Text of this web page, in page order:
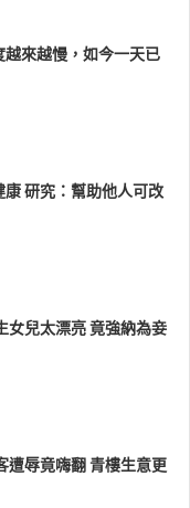
來越慢，如今一天已
研究：幫助他人可改
女兒太漂亮 竟強納為妾
遭辱竟嗨翻 青樓生意更